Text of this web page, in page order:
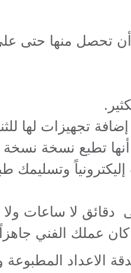
أن تحصل منها حتى
تجهيزات لها
تطبع نسخة نسخة
وتسليمك
دقائق لا ساعات ولا
كان عملك الفني
الاعداد المطبوعة